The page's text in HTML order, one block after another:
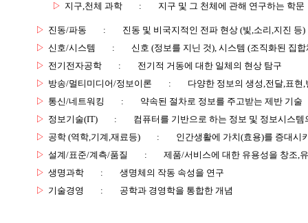
▷ 지구,천체 과학 : 지구 및 그 천체에 관해 연구하는 학문
▷ 진동/파동 :
진동 및 비국지적인 전파 현상 (빛,소리,지진 등)
▷ 신호/시스템 :
신호 (정보를 지닌 것), 시스템 (조직화된 집합
▷ 전기전자공학 :
전기적 거동에 대한 일체의 현상 탐구
▷ 방송/멀티미디어/정보이론 :
다양한 정보의 생성,전달,표현
▷ 통신/네트워킹 :
약속된 절차로 정보를 주고받는 제반 기술
▷ 정보기술(IT) :
컴퓨터를 기반으로 하는 정보 및 정보시스템
▷ 공학 (역학,기계,재료등) :
인간생활에 가치(효용)를 증대시
▷ 설계/표준/계측/품질 :
제품/서비스에 대한 유용성을 창조,
▷ 생명과학 :
생명체의 작동 속성을 연구
▷ 기술경영 : 공학과 경영학을 통합한 개념